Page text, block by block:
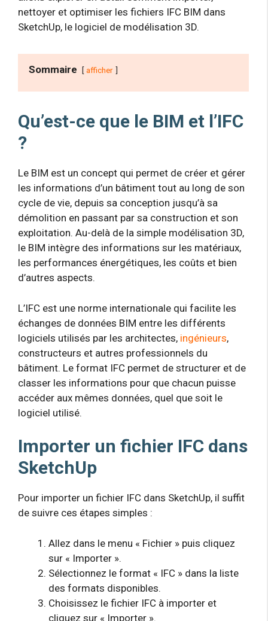
nettoyer et optimiser les fichiers IFC BIM dans
SketchUp, le logiciel de modélisation 3D.
Sommaire afficher
Qu’est-ce que le BIM et l’IFC
?
Le BIM est un concept qui permet de créer et gérer
les informations d’un bâtiment tout au long de son
cycle de vie, depuis sa conception jusqu’à sa
démolition en passant par sa construction et son
exploitation. Au-delà de la simple modélisation 3D,
le BIM intègre des informations sur les matériaux,
les performances énergétiques, les coûts et bien
d’autres aspects.
L’IFC est une norme internationale qui facilite les
échanges de données BIM entre les différents
logiciels utilisés par les architectes, ingénieurs,
constructeurs et autres professionnels du
bâtiment. Le format IFC permet de structurer et de
classer les informations pour que chacun puisse
accéder aux mêmes données, quel que soit le
logiciel utilisé.
Importer un fichier IFC dans
SketchUp
Pour importer un fichier IFC dans SketchUp, il suffit
de suivre ces étapes simples :
Allez dans le menu « Fichier » puis cliquez
sur « Importer ».
Sélectionnez le format « IFC » dans la liste
des formats disponibles.
Choisissez le fichier IFC à importer et
cliquez sur « Importer ».